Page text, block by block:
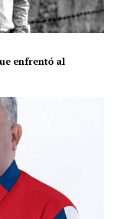
enfrentó al